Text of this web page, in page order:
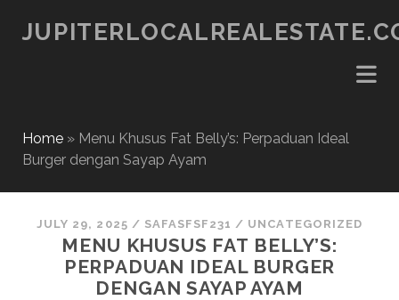
Home» Menu Khusus Fat Belly’s: Perpaduan Ideal
Burger dengan Sayap Ayam
JULY 29, 2025 / SAFASFSF231 / UNCATEGORIZED
MENU KHUSUS FAT BELLY’S:
PERPADUAN IDEAL BURGER
DENGAN SAYAP AYAM